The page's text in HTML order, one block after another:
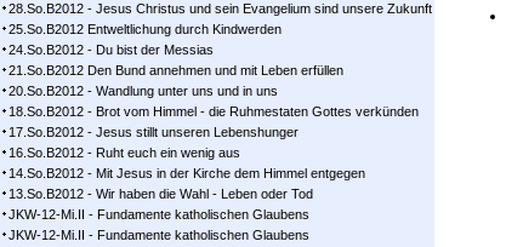
28.So.B2012 - Jesus Christus und sein Evangelium sind unsere Zukunft
25.So.B2012 Entweltlichung durch Kindwerden
24.So.B2012 - Du bist der Messias
21.So.B2012 Den Bund annehmen und mit Leben erfüllen
20.So.B2012 - Wandlung unter uns und in uns
18.So.B2012 - Brot vom Himmel - die Ruhmestaten Gottes verkünden
17.So.B2012 - Jesus stillt unseren Lebenshunger
16.So.B2012 - Ruht euch ein wenig aus
14.So.B2012 - Mit Jesus in der Kirche dem Himmel entgegen
13.So.B2012 - Wir haben die Wahl - Leben oder Tod
JKW-12-Mi.II - Fundamente katholischen Glaubens
JKW-12-Mi.II - Fundamente katholischen Glaubens